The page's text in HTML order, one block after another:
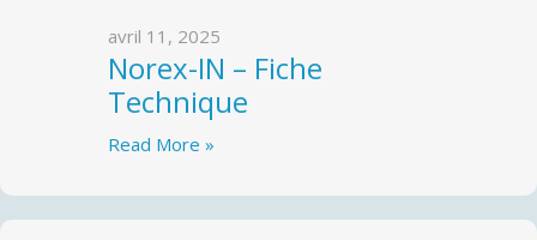
avril 11, 2025
Norex-IN – Fiche
Technique
Read More »